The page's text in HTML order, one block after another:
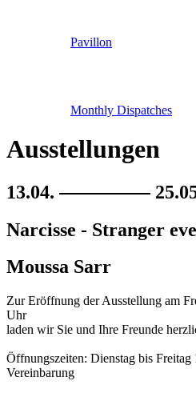
Pavillon
Monthly Dispatches
Ausstellungen
13.04.
Narcisse - Stranger
Moussa Sarr
Zur Eröffnung der Ausstellung am
Uhr
laden wir Sie und Ihre Freunde
Öffnungszeiten: Dienstag bis
Vereinbarung